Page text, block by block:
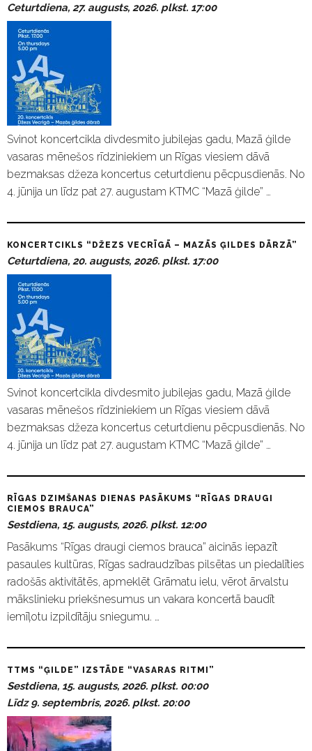
Ceturtdiena, 27. augusts, 2026. plkst. 17:00
Svinot koncertcikla divdesmito jubilejas gadu, Mazā ģilde
vasaras mēnešos rīdziniekiem un Rīgas viesiem dāvā
bezmaksas džeza koncertus ceturtdienu pēcpusdienās. No
4. jūnija un līdz pat 27. augustam KTMC “Mazā ģilde” …
KONCERTCIKLS “DŽEZS VECRĪGĀ – MAZĀS ĢILDES DĀRZĀ”
Ceturtdiena, 20. augusts, 2026. plkst. 17:00
Svinot koncertcikla divdesmito jubilejas gadu, Mazā ģilde
vasaras mēnešos rīdziniekiem un Rīgas viesiem dāvā
bezmaksas džeza koncertus ceturtdienu pēcpusdienās. No
4. jūnija un līdz pat 27. augustam KTMC “Mazā ģilde” …
RĪGAS DZIMŠANAS DIENAS PASĀKUMS “RĪGAS DRAUGI
CIEMOS BRAUCA”
Sestdiena, 15. augusts, 2026. plkst. 12:00
Pasākums “Rīgas draugi ciemos brauca” aicinās iepazīt
pasaules kultūras, Rīgas sadraudzības pilsētas un piedalīties
radošās aktivitātēs, apmeklēt Grāmatu ielu, vērot ārvalstu
mākslinieku priekšnesumus un vakara koncertā baudīt
iemīļotu izpildītāju sniegumu. …
TTMS “ĢILDE” IZSTĀDE “VASARAS RITMI”
Sestdiena, 15. augusts, 2026. plkst. 00:00
Līdz 9. septembris, 2026. plkst. 20:00